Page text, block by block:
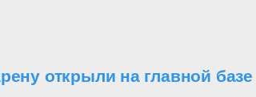
открыли на главной